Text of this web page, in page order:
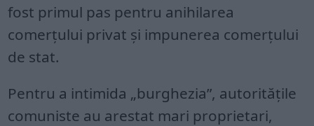
fost primul pas pentru anihilarea
comerțului privat și impunerea comerțului
de stat.
Pentru a intimida „burghezia”, autoritățile
comuniste au arestat mari proprietari,